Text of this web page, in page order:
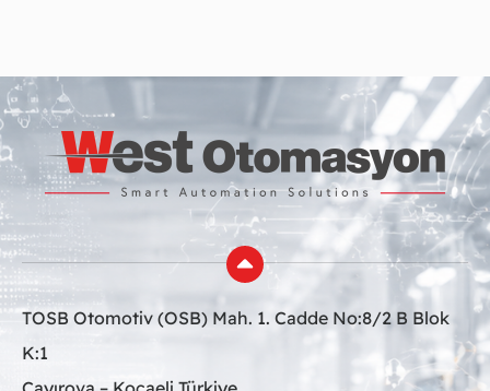
TOSB Otomotiv (OSB) Mah. 1. Cadde No:8/2 B Blok
K:1